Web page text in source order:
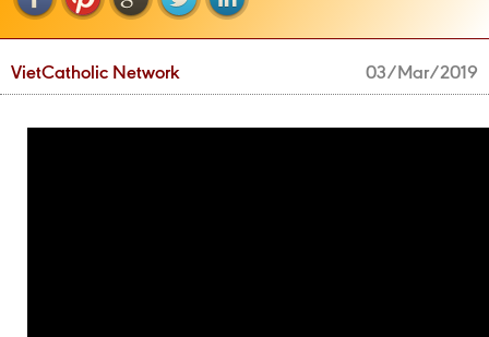
VietCatholic Network 03/Mar/2019